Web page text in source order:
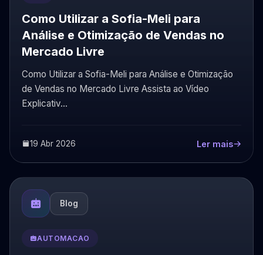
Como Utilizar a Sofia-Meli para
Análise e Otimização de Vendas no
Mercado Livre
Como Utilizar a Sofia-Meli para Análise e Otimização
de Vendas no Mercado Livre Assista ao Vídeo
Explicativ...
19 Abr 2026 Ler mais
Blog
AUTOMACAO